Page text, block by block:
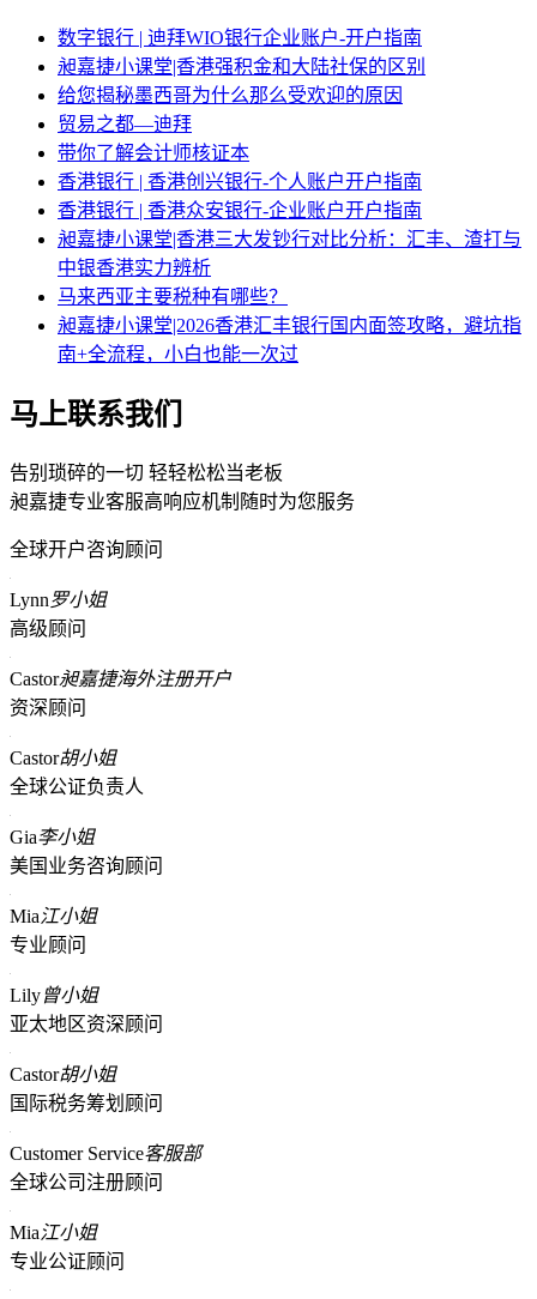
数字银行 | 迪拜WIO银行企业账户-开户指南
昶嘉捷小课堂|香港强积金和大陆社保的区别
给您揭秘墨西哥为什么那么受欢迎的原因
贸易之都—迪拜
带你了解会计师核证本
香港银行 | 香港创兴银行-个人账户开户指南
香港银行 | 香港众安银行-企业账户开户指南
昶嘉捷小课堂|香港三大发钞行对比分析：汇丰、渣打与
中银香港实力辨析
马来西亚主要税种有哪些？
昶嘉捷小课堂|2026香港汇丰银行国内面签攻略，避坑指
南+全流程，小白也能一次过
马上联系我们
告别琐碎的一切 轻轻松松当老板
昶嘉捷专业客服高响应机制随时为您服务
全球开户咨询顾问
Lynn罗小姐
高级顾问
Castor昶嘉捷海外注册开户
资深顾问
Castor胡小姐
全球公证负责人
Gia李小姐
美国业务咨询顾问
Mia江小姐
专业顾问
Lily曾小姐
亚太地区资深顾问
Castor胡小姐
国际税务筹划顾问
Customer Service客服部
全球公司注册顾问
Mia江小姐
专业公证顾问